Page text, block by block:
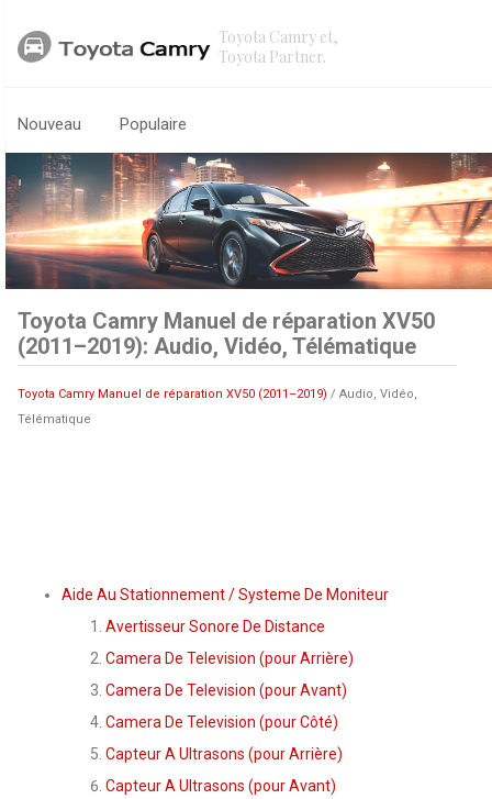
Toyota Camry et,
Toyota Partner.
Nouveau Populaire
Toyota Camry Manuel de réparation XV50
(2011–2019): Audio, Vidéo, Télématique
Toyota Camry Manuel de réparation XV50 (2011–2019) / Audio, Vidéo,
Télématique
Aide Au Stationnement / Systeme De Moniteur
Avertisseur Sonore De Distance
Camera De Television (pour Arrière)
Camera De Television (pour Avant)
Camera De Television (pour Côté)
Capteur A Ultrasons (pour Arrière)
Capteur A Ultrasons (pour Avant)